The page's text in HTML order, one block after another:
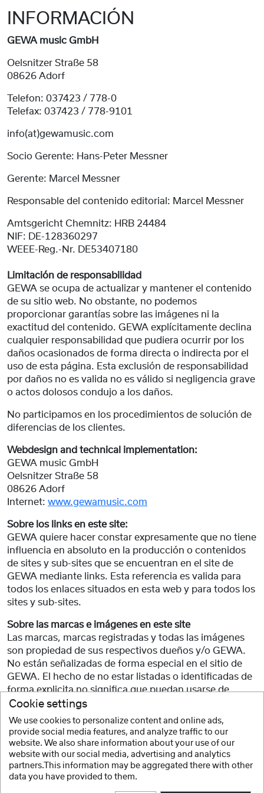
INFORMACIÓN
GEWA music GmbH
Oelsnitzer Straße 58
08626 Adorf
Telefon: 037423 / 778-0
Telefax: 037423 / 778-9101
info(at)gewamusic.com
Socio Gerente: Hans-Peter Messner
Gerente: Marcel Messner
Responsable del contenido editorial: Marcel Messner
Amtsgericht Chemnitz: HRB 24484
NIF: DE-128360297
WEEE-Reg.-Nr. DE53407180
Limitación de responsabilidad
GEWA se ocupa de actualizar y mantener el contenido
de su sitio web. No obstante, no podemos
proporcionar garantías sobre las imágenes ni la
exactitud del contenido. GEWA explícitamente declina
cualquier responsabilidad que pudiera ocurrir por los
daños ocasionados de forma directa o indirecta por el
uso de esta página. Esta exclusión de responsabilidad
por daños no es valida no es válido si negligencia grave
o actos dolosos condujo a los daños.
No participamos en los procedimientos de solución de
diferencias de los clientes.
Webdesign and technical implementation:
GEWA music GmbH
Oelsnitzer Straße 58
08626 Adorf
Internet: www.gewamusic.com
Sobre los links en este site:
GEWA quiere hacer constar expresamente que no tiene
influencia en absoluto en la producción o contenidos
de sites y sub-sites que se encuentran en el site de
GEWA mediante links. Esta referencia es valida para
todos los enlaces situados en esta web y para todos los
sites y sub-sites.
Sobre las marcas e imágenes en este site
Las marcas, marcas registradas y todas las imágenes
son propiedad de sus respectivos dueños y/o GEWA.
No están señalizadas de forma especial en el sitio de
GEWA. El hecho de no estar listadas o identificadas de
forma explicita no significa que puedan usarse de
forma libre en el sentido de marca.
Copyright
Copyright 2022 by GEWA music GmbH, 08626 Adorf.
Todos los derechos reservados. Todo el contenido de
esta web está protegido por copyright y todos los
derechos pertenecen a GEWA music GmbH y/o sus
proveedores. Sólo se permite su uso mediante
Cookie settings
We use cookies to personalize content and online ads,
provide social media features, and analyze traffic to our
website. We also share information about your use of our
website with our social media, advertising and analytics
partners.This information may be aggregated there with other
data you have provided to them.